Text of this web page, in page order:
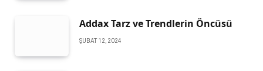
Addax Tarz ve Trendlerin Öncüsü
ŞUBAT 12, 2024